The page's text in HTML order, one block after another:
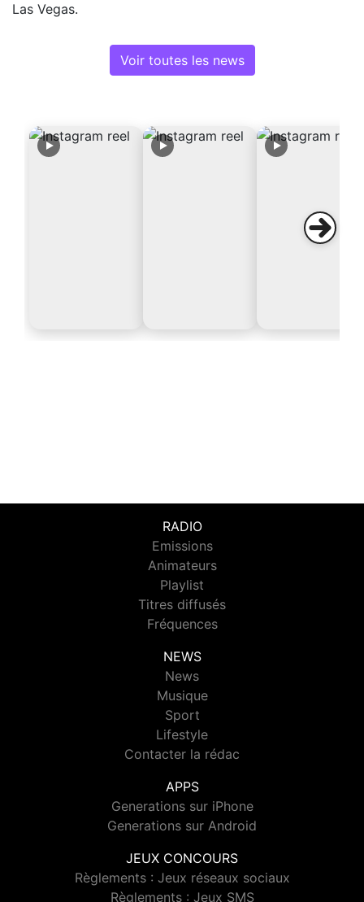
Las Vegas.
Voir toutes les news
RADIO
Emissions
Animateurs
Playlist
Titres diffusés
Fréquences
NEWS
News
Musique
Sport
Lifestyle
Contacter la rédac
APPS
Generations sur iPhone
Generations sur Android
JEUX CONCOURS
Règlements : Jeux réseaux sociaux
Règlements : Jeux SMS